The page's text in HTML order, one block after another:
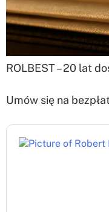
ROLBEST – 20 lat
Umów się na